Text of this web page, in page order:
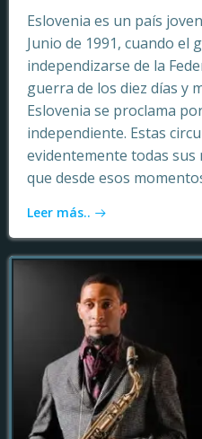
Eslovenia es un país
Junio de 1991, cuando el
independizarse de la
guerra de los diez días y
Eslovenia se proclama
independiente. Estas
evidentemente todas
que desde esos
Leer más..